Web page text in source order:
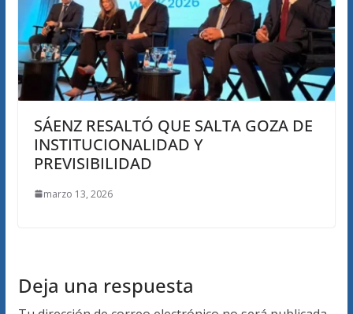
SÁENZ RESALTÓ QUE SALTA GOZA DE
INSTITUCIONALIDAD Y
PREVISIBILIDAD
marzo 13, 2026
Deja una respuesta